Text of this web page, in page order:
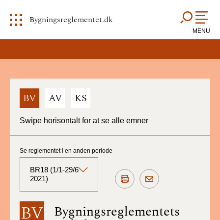
Bygningsreglementet.dk
MENU
BV AV KS
Swipe horisontalt for at se alle emner
BV Bygningsreglementets
Se reglementet i en anden periode
BR18 (1/1-29/6
2021)
BR18 (Aktuelt)